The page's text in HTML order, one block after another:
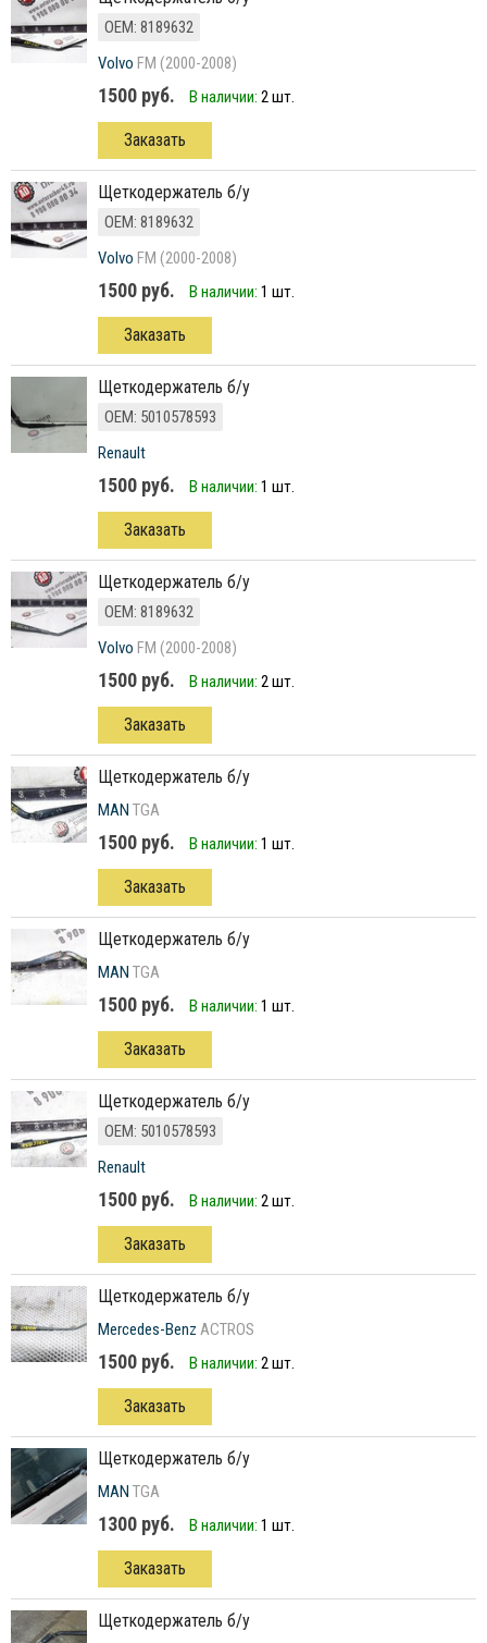
ОЕМ: 8189632
Volvo FM (2000-2008)
1500 руб. В наличии: 2 шт.
Заказать
щеткодержатель б/у
ОЕМ: 8189632
Volvo FM (2000-2008)
1500 руб. В наличии: 1 шт.
Заказать
щеткодержатель б/у
ОЕМ: 5010578593
Renault
1500 руб. В наличии: 1 шт.
Заказать
щеткодержатель б/у
ОЕМ: 8189632
Volvo FM (2000-2008)
1500 руб. В наличии: 2 шт.
Заказать
щеткодержатель б/у
MAN TGA
1500 руб. В наличии: 1 шт.
Заказать
щеткодержатель б/у
MAN TGA
1500 руб. В наличии: 1 шт.
Заказать
щеткодержатель б/у
ОЕМ: 5010578593
Renault
1500 руб. В наличии: 2 шт.
Заказать
щеткодержатель б/у
Mercedes-Benz ACTROS
1500 руб. В наличии: 2 шт.
Заказать
щеткодержатель б/у
MAN TGA
1300 руб. В наличии: 1 шт.
Заказать
щеткодержатель б/у